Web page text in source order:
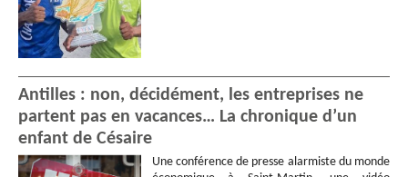
Antilles : non, décidément, les entreprises ne
partent pas en vacances… La chronique d’un
enfant de Césaire
Une conférence de presse alarmiste du monde